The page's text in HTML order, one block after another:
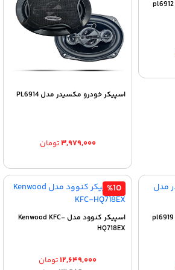
اسپیکر خودرو مکسیدر مدل PL6914
۳,۹۷۹,۰۰۰تومان
%10
اسپیکر کنوود مدل Kenwood KFC-
HQ718EX
۱۲,۶۴۹,۰۰۰تومان